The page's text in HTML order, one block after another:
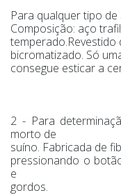
Para qualquer tipo
Composição: aço
bicromatizado. Só
consegue esticar a
2 - Para
morto de
suíno. Fabricada de
pressionando o
e
gordos.